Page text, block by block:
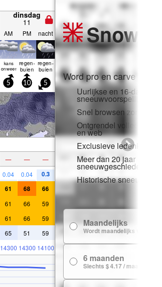
dinsdag
11
AM PM nacht
kans
onweer
regen­
buien
regen­
buien
5 10 5
— — —
0.04 0.04 0.3
61 68 66
61 66 59
61 66 59
65 51 59
14300 14300 14100
Snow
Word pro en carve uit:
Uurlijkse en 16-daagse
sneeuwvoorspellingen
Snel browsen zonder
Ontgrendel volledige
en web
Exclusieve
Meer dan 20 jaar
sneeuwgeschiedenis
Historische
Maandelijks
Wordt maandelijks verlengd
6 maanden
Slechts $ 4.17 / maand